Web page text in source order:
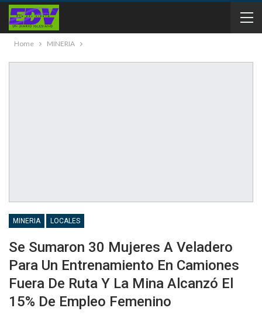
Home MINERIA
MINERIA LOCALES
Se Sumaron 30 Mujeres A Veladero
Para Un Entrenamiento En Camiones
Fuera De Ruta Y La Mina Alcanzó El
15% De Empleo Femenino